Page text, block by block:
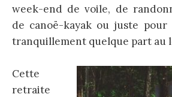
week-end de voile, de
de canoë-kayak ou juste pour
tranquillement quelque part au
Cette
retraite